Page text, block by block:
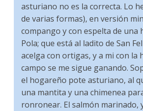
asturiano no es la correcta. Lo
de varias formas), en versión
compango y con espelta de una
Pola; que está al ladito de San
acelga con ortigas, y a mi con la
campo se me sigue ganando.
el hogareño pote asturiano, al
una mantita y una chimenea
ronronear. El salmón marinado,